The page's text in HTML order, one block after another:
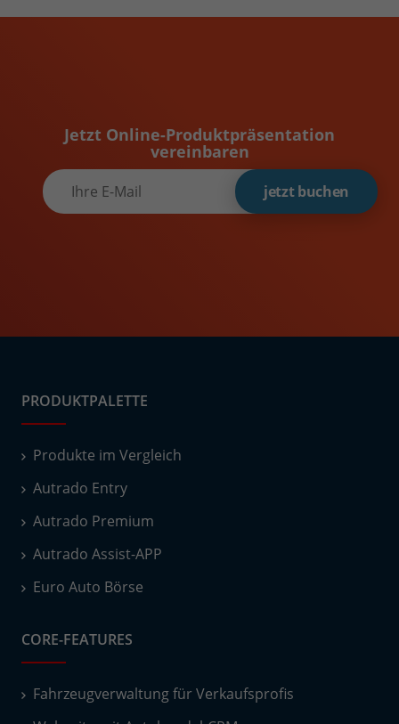
Jetzt Online-Produktpräsentation
vereinbaren
jetzt buchen
PRODUKTPALETTE
Produkte im Vergleich
Autrado Entry
Autrado Premium
Autrado Assist-APP
Euro Auto Börse
CORE-FEATURES
Fahrzeugverwaltung für Verkaufsprofis